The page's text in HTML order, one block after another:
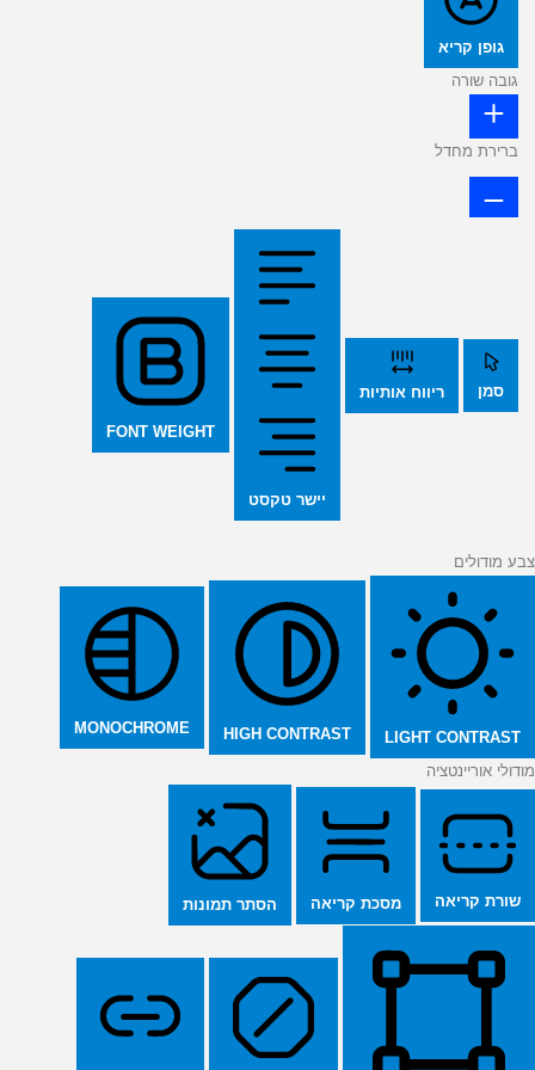
גופן קריא
גובה שורה
ברירת מחדל
סמן ריווח אותיות
יישר טקסט
FONT WEIGHT
צבע מודולים
LIGHT CONTRAST
HIGH CONTRAST
MONOCHROME
מודולי אוריינטציה
שורת קריאה מסכת קריאה הסתר תמונות